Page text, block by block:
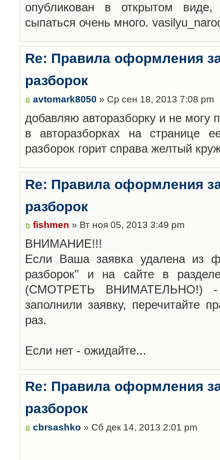
опубликован в открытом
сыпаться очень много.
Re: Правила оформления
разборок
avtomark8050 » Ср сен 18, 2013 7:08 pm
добавляю авторазборку и не могу
в авторазборках на странице
разборок горит справа желтый
Re: Правила оформления
разборок
fishmen » Вт ноя 05, 2013 3:49 pm
ВНИМАНИЕ!!!
Если Ваша заявка удалена из
разборок" и на сайте в
(СМОТРЕТЬ ВНИМАТЕЛЬНО!)
заполнили заявку, перечитайте
раз.
Если нет - ожидайте...
Re: Правила оформления
разборок
cbrsashko » Сб дек 14, 2013 2:01 pm